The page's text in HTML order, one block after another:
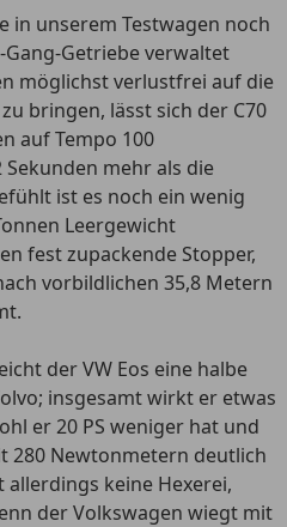
in unserem Testwagen noch
Getriebe verwaltet
möglichst verlustfrei auf die
bringen, lässt sich der C70
auf Tempo 100
Sekunden mehr als die
ist es noch ein wenig
Leergewicht
fest zupackende Stopper,
vorbildlichen 35,8 Metern
der VW Eos eine halbe
insgesamt wirkt er etwas
er 20 PS weniger hat und
280 Newtonmetern deutlich
allerdings keine Hexerei,
der Volkswagen wiegt mit